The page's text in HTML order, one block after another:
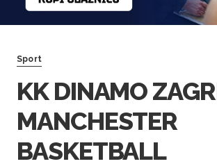
Sport
KK DINAMO
MANCHESTER
BASKETBALL